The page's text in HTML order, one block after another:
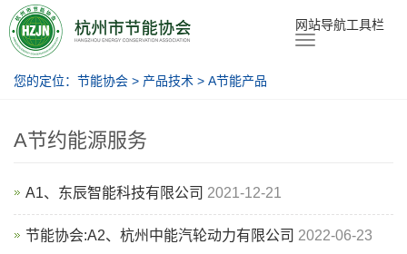
节能协会 网站导航工具栏
您的定位： 节能协会 > 产品技术 > A节能产品
A节约能源服务
A1、东辰智能科技有限公司 2021-12-21
节能协会:A2、杭州中能汽轮动力有限公司 2022-06-23